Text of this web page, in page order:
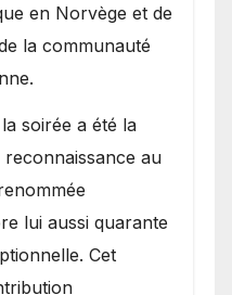
en Norvège et de
la communauté
soirée a été la
reconnaissance au
lui aussi quarante
Cet